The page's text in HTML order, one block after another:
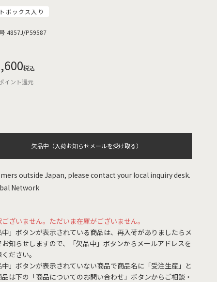
ボックス入り
4857J/P59587
税込
イント還元
欠品中（入荷お知らせメールを受け取る）
outside Japan, please contact your local inquiry desk.
Network
ざいません。ただいま在庫がございません。
中」ボタンが表示されている商品は、再入荷がありましたらメ
お知らせしますので、「欠品中」ボタンからメールアドレスを
ださい。
中」ボタンが表示されていない商品で商品名に「受注生産」と
品は下の「商品についてのお問い合わせ」ボタンからご相談・